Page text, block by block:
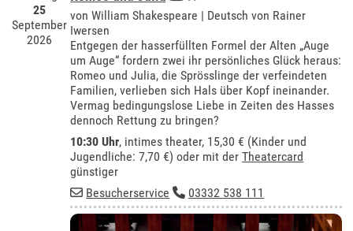
25
September
2026
von William Shakespeare | Deutsch von Rainer
Iwersen
Entgegen der hasserfüllten Formel der Alten „Auge
um Auge“ fordern zwei ihr persönliches Glück heraus:
Romeo und Julia, die Sprösslinge der verfeindeten
Familien, verlieben sich Hals über Kopf ineinander.
Vermag bedingungslose Liebe in Zeiten des Hasses
dennoch Rettung zu bringen?
10:30 Uhr, intimes theater, 15,30 € (Kinder und
Jugendliche: 7,70 €) oder mit derTheatercard
günstiger
Besucherservice
03332 538 111